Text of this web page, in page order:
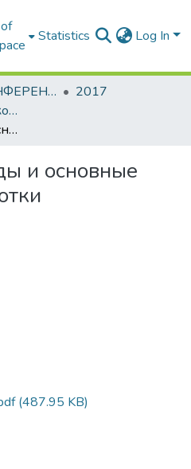
Statistics Log In
МАТЕРІАЛИ КОНФЕРЕНЦІЙ
2017
Проблеми розвитку економіки підприємства: погляд молоді
Логотип: его виды и основные правила разработки
и основные
(487.95 KB)